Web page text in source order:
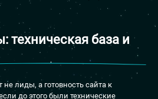
техническая база и
лиды, а готовность сайта к
до этого были технические